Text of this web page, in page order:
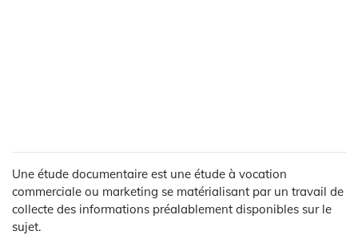
Une étude documentaire est une étude à vocation
commerciale ou marketing se matérialisant par un travail de
collecte des informations préalablement disponibles sur le
sujet.